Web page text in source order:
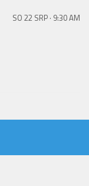
SO 22 SRP · 9:30 AM